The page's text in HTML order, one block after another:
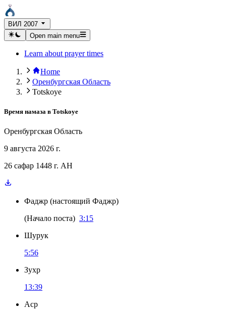
ВИЛ 2007
Open main menu
Learn about prayer times
Home
Оренбургская Область
Totskoye
Время намаза в Totskoye
Оренбургская Область
9 августа 2026 г.
26 сафар 1448 г. AH
Фаджр (настоящий Фаджр)
(Начало поста) 3:15
Шурук
5:56
Зухр
13:39
Аср